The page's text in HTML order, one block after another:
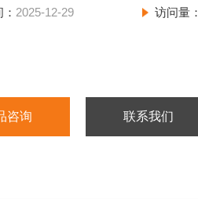
2025-12-29 访问量：
咨询 联系我们